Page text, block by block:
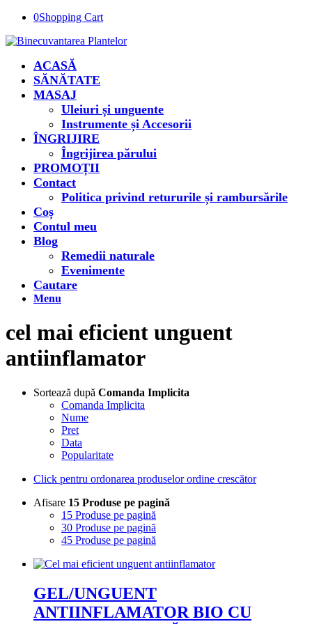
0Shopping Cart
ACASĂ
SĂNĂTATE
MASAJ
Uleiuri și unguente
Instrumente și Accesorii
ÎNGRIJIRE
Îngrijirea părului
PROMOȚII
Contact
Politica privind retururile și rambursările
Coș
Contul meu
Blog
Remedii naturale
Evenimente
Cautare
Menu
cel mai eficient unguent
antiinflamator
Sortează după Comanda Implicita
Comanda Implicita
Nume
Pret
Data
Popularitate
Click pentru ordonarea produselor ordine crescător
Afisare 15 Produse pe pagină
15 Produse pe pagină
30 Produse pe pagină
45 Produse pe pagină
GEL/UNGUENT
ANTIINFLAMATOR BIO CU